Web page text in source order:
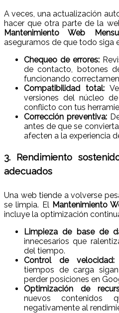
A veces, una actualización
hacer que otra parte de la
Mantenimiento Web
aseguramos de que todo siga
Chequeo de errores:
de contacto, botones
funcionando
Compatibilidad total:
versiones del núcleo
conflicto con tus
Corrección preventiva:
antes de que se
afecten a la experiencia
3. Rendimiento
adecuados
Una web tiende a volverse
se limpia. El Mantenimiento
incluye la optimización
Limpieza de base de
innecesarios que
del tiempo.
Control de velocidad:
tiempos de carga
perder posiciones en
Optimización de
nuevos contenidos
negativamente al